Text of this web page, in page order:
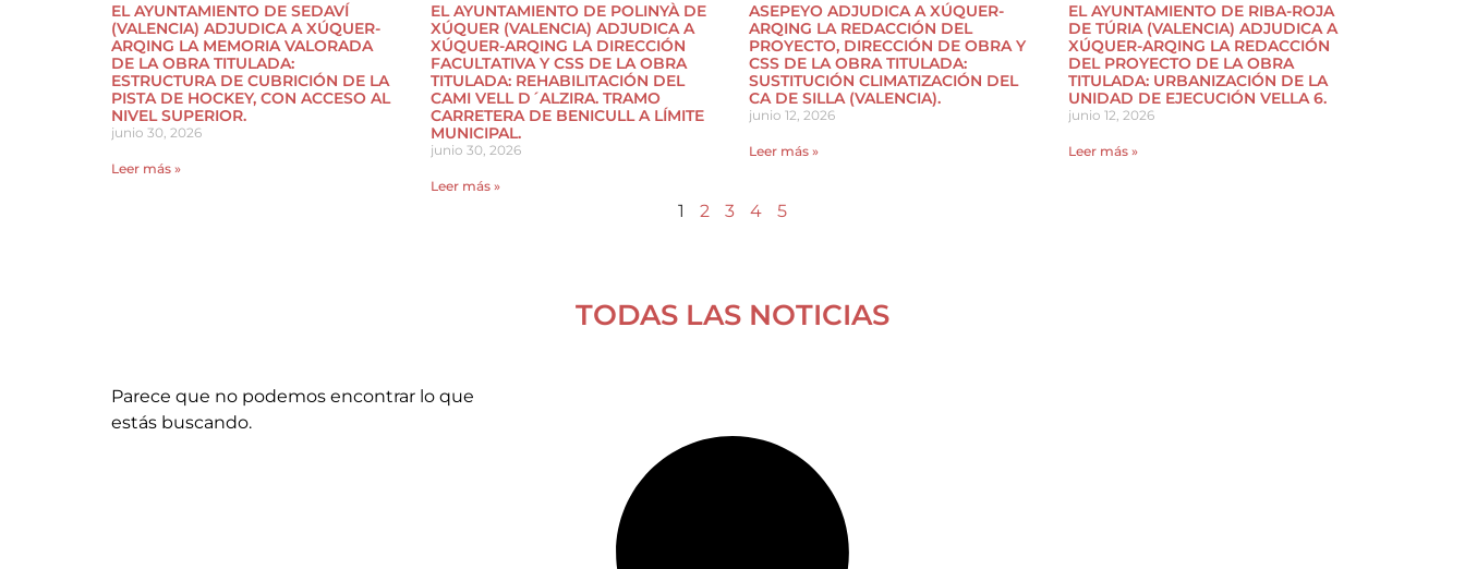
EL AYUNTAMIENTO DE SEDAVÍ
(VALENCIA) ADJUDICA A XÚQUER-
ARQING LA MEMORIA VALORADA
DE LA OBRA TITULADA:
ESTRUCTURA DE CUBRICIÓN DE LA
PISTA DE HOCKEY, CON ACCESO AL
NIVEL SUPERIOR.
junio 30, 2026
Leer más »
EL AYUNTAMIENTO DE POLINYÀ DE
XÚQUER (VALENCIA) ADJUDICA A
XÚQUER-ARQING LA DIRECCIÓN
FACULTATIVA Y CSS DE LA OBRA
TITULADA: REHABILITACIÓN DEL
CAMI VELL D´ALZIRA. TRAMO
CARRETERA DE BENICULL A LÍMITE
MUNICIPAL.
junio 30, 2026
Leer más »
ASEPEYO ADJUDICA A XÚQUER-
ARQING LA REDACCIÓN DEL
PROYECTO, DIRECCIÓN DE OBRA Y
CSS DE LA OBRA TITULADA:
SUSTITUCIÓN CLIMATIZACIÓN DEL
CA DE SILLA (VALENCIA).
junio 12, 2026
Leer más »
EL AYUNTAMIENTO DE RIBA-ROJA
DE TÚRIA (VALENCIA) ADJUDICA A
XÚQUER-ARQING LA REDACCIÓN
DEL PROYECTO DE LA OBRA
TITULADA: URBANIZACIÓN DE LA
UNIDAD DE EJECUCIÓN VELLA 6.
junio 12, 2026
Leer más »
1 2 3 4 5
TODAS LAS NOTICIAS
Parece que no podemos encontrar lo que
estás buscando.